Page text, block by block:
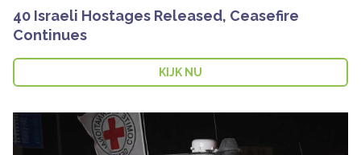
40 Israeli Hostages Released, Ceasefire
Continues
KIJK NU